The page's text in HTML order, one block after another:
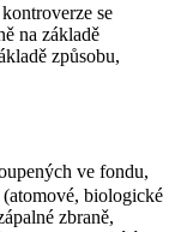
se
na základě
způsobu,
ve fondu,
biologické
zbraně,